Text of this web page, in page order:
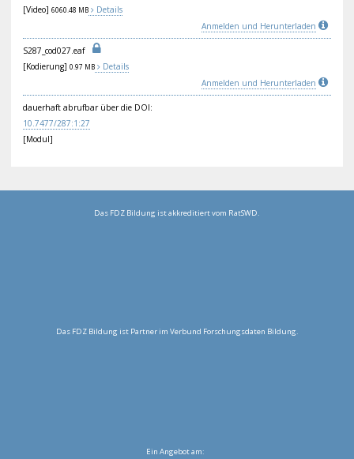
[Video] 6060.48 MB
Details
Anmelden und Herunterladen
S287_cod027. eaf
[Kodierung] 0.97 MB
Details
Anmelden und Herunterladen
dauerhaft abrufbar über die DOI:
10. 7477/287:1:27
[Modul]
Das FDZ Bildung ist akkreditiert vom RatSWD.
Das FDZ Bildung ist Partner im Verbund Forschungsdaten Bildung.
Ein Angebot am: